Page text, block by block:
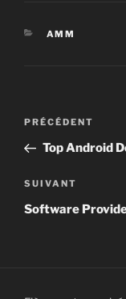
CATÉGORIES
AMM
Navigation
l’article
Article
précédent
PRÉCÉDENT
Top Android
Article
suivant
SUIVANT
Software